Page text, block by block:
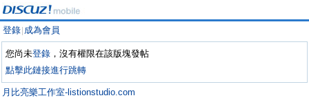
登錄 成為會員
您尚未登錄 ，沒有權限在該版塊發帖
點擊此鏈接進行跳轉
月比亮樂工作室-listionstudio.com